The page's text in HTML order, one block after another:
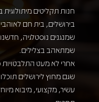
בירושלים, בית חם
שמנגנים נוסטלגיה,
שמתאהב בצלילים.
אחרי לא מעט התלבטויות
שגם מחוץ לירושלים
עשיר, מקצועי, מיבוא